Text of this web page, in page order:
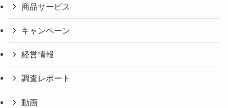
商品サービス
キャンペーン
経営情報
調査レポート
動画